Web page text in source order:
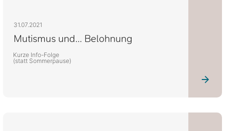
31.07.2021
Mutismus und… Belohnung
Kurze Info-Folge
(statt Sommerpause)